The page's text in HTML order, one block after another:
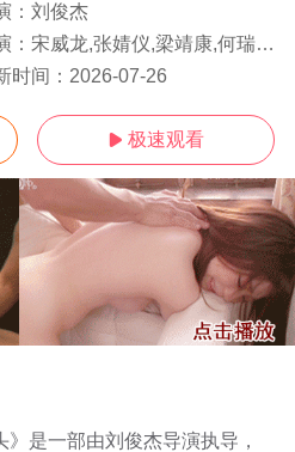
： 刘俊杰
： 宋威龙,张婧仪,梁靖康,何瑞贤,练练,何明翰,周铁,赵龙豪,田征,苗若芃,杨雪儿,严智超,曲靖,孙亦鸿,汤加文,吴其江,吴弘,凌美仕,惠园
时间： 2026-07-26
 极速观看
是一部由刘俊杰导演执导，